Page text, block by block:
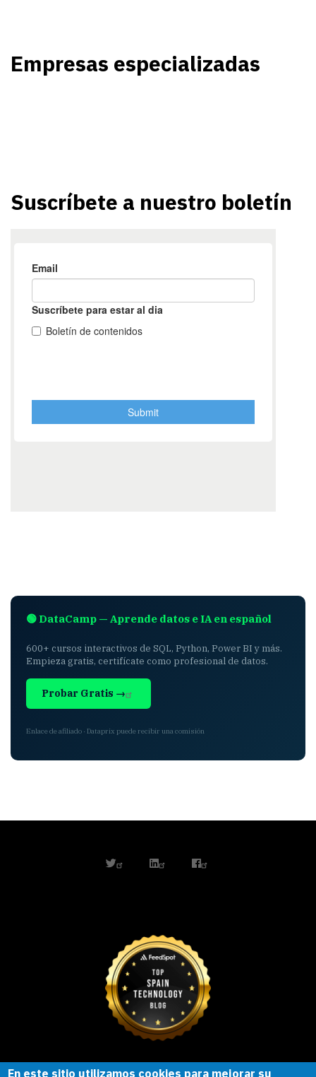
Empresas especializadas
Suscríbete a nuestro boletín
🟢 DataCamp — Aprende datos e IA en español
600+ cursos interactivos de SQL, Python, Power BI y más.
Empieza gratis, certifícate como profesional de datos.
Probar Gratis →
Enlace de afiliado · Dataprix puede recibir una comisión
twitterlinkedinfacebook
En este sitio utilizamos cookies para mejorar su